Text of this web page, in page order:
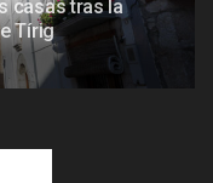
casas tras la
Tírig